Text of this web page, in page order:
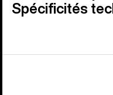
Spécificités